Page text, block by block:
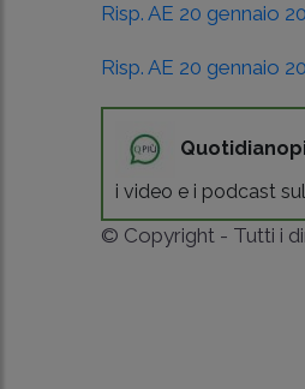
Risp. AE 20 gennaio
Risp. AE 20 gennaio
i video e i podcast
© Copyright - Tutti i